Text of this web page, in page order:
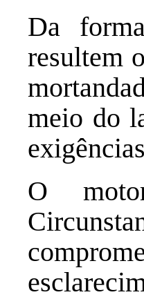
Da
resultem
meio do
O